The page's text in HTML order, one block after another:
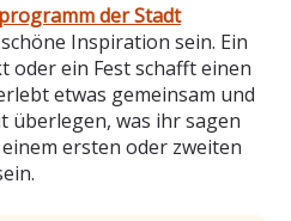
der Stadt
Inspiration sein. Ein
oder ein Fest schafft einen
etwas gemeinsam und
überlegen, was ihr sagen
ersten oder zweiten